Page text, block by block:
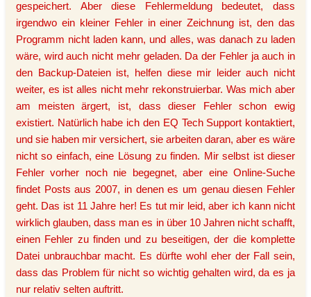
gespeichert. Aber diese Fehlermeldung bedeutet, dass
irgendwo ein kleiner Fehler in einer Zeichnung ist, den das
Programm nicht laden kann, und alles, was danach zu laden
wäre, wird auch nicht mehr geladen. Da der Fehler ja auch in
den Backup-Dateien ist, helfen diese mir leider auch nicht
weiter, es ist alles nicht mehr rekonstruierbar. Was mich aber
am meisten ärgert, ist, dass dieser Fehler schon ewig
existiert. Natürlich habe ich den EQ Tech Support kontaktiert,
und sie haben mir versichert, sie arbeiten daran, aber es wäre
nicht so einfach, eine Lösung zu finden. Mir selbst ist dieser
Fehler vorher noch nie begegnet, aber eine Online-Suche
findet Posts aus 2007, in denen es um genau diesen Fehler
geht. Das ist 11 Jahre her! Es tut mir leid, aber ich kann nicht
wirklich glauben, dass man es in über 10 Jahren nicht schafft,
einen Fehler zu finden und zu beseitigen, der die komplette
Datei unbrauchbar macht. Es dürfte wohl eher der Fall sein,
dass das Problem für nicht so wichtig gehalten wird, da es ja
nur relativ selten auftritt.